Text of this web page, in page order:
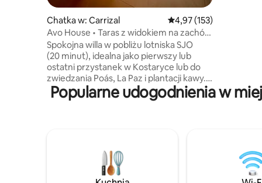
Chatka w: Carrizal Średnia ocena: 4,97 na
4,97 (153)
Avo House • Taras z widokiem na zachód
słońca • Klimatyzacja • W pobliżu lotniska
SJO
Spokojna willa w pobliżu lotniska SJO
(20 minut), idealna jako pierwszy lub
ostatni przystanek w Kostaryce lub do
zwiedzania Poás, La Paz i plantacji kawy.
Avo House oferuje klimatyzację, szybkie
Wi-Fi, kuchnię i prywatny taras, na
podróżujących samotnie, małych rodzin
lub osób pracujących zdalnie, które
szukają komfortu, prywatności
Popularne udogodnienia w